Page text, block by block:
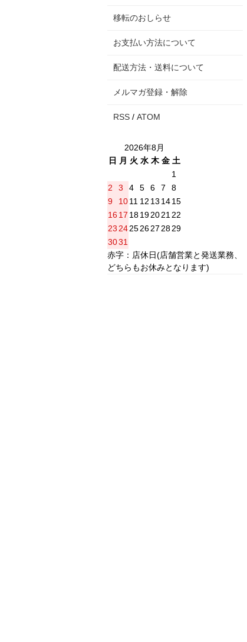
移転のおしらせ
お支払い方法について
配送方法・送料について
メルマガ登録・解除
RSS / ATOM
2026年8月
日
月 火 水 木 金 土
1
2
3 4 5 6 7
8
9
1011 12 13 1415
16 17 18192021 22
23 24252627 2829
3031
赤字：店休日(店舗営業と発送業務、
どちらもお休みとなります)